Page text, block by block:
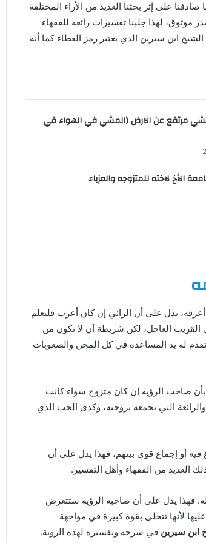
سوف نتطرق للتفسير الدقيق والمنطقي والصحيح 100%، لأننا صادفنا على إثر بحثنا العديد من الأراء المختلفة
موثوق، لهذا جلبنا تفسيرات رائعة للفقهاء
ابن سيرين الذي يعتبر رمز العطاء كما أنه
مرتفع عن الارض (المشي في الهواء في
الأخ لاخته للمتزوجه والعزباء
يدل على أن الرائي إن كان أعزب فليعلم
القريب العاجل، لكن شريطة أن لا تكون من
له يد المساعدة في كل المحن والصعوبات
صاحب الرؤية إن كان متزوج سواء كانت
التي تجمعه بزوجته، وكذى الحب الذي
فيه أو إجماع قوي بينهم، فهذا يدل على أن
العديد من الفقهاء وأهل التفسير.
فهذا يدل على أن صاحبة الرؤية ستتعرض
لأنها تتحلى بقوة كبيرة في مواجهة
ابن سيرين في شرحه وتفسيره لهذه الرؤية.